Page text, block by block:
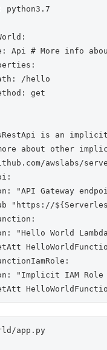
python3.7
Api # More info
/hello
get
is an
about other
awslabs/
"API Gateway
"https://
"Hello World
"Implicit IAM
app.py